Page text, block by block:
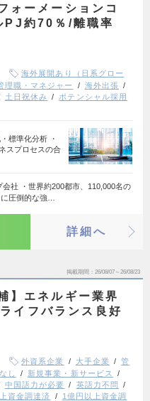
ォーメーションコ
PJ約70％/離職率
海外展開あり（日系グロー
理職・マネジャー
海外出張
土日祝休み
ポテンシャル採用
標準化分析 ・
スプロセスの合
会社 ・世界約200都市、110,000名の
圧倒的な強…
詳細へ
掲載期間 26/08/07～26/08/23
】エネルギー業界
イフバランス良好
外資系企業 大手企業
管
し
新規事業・新サービス
中国語力が必要
英語力不問
資金調達済
1億円以上資金調